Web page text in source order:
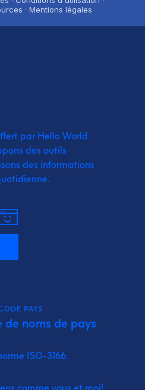
· Mentions légales
par Hello World
des outils
des informations
PAYS
de noms de pays
ISO-3166.
comme vous et moi!